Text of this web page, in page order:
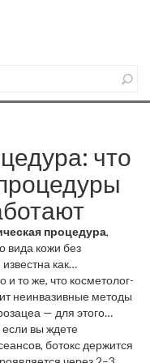
что
процедура,
вида кожи без
как
убрать морщины,
тонус кожи, не ложась
— это
методы, которые
результат.
и то же, что косметолог-
неинвазивные методы
— для этого
с тем, что уже есть: с
упругости. Он
если вы ждете
ботокс держится